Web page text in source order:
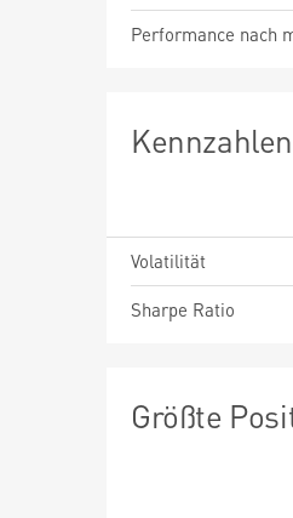
Performance nach
Volatilität
Sharpe Ratio
Größte